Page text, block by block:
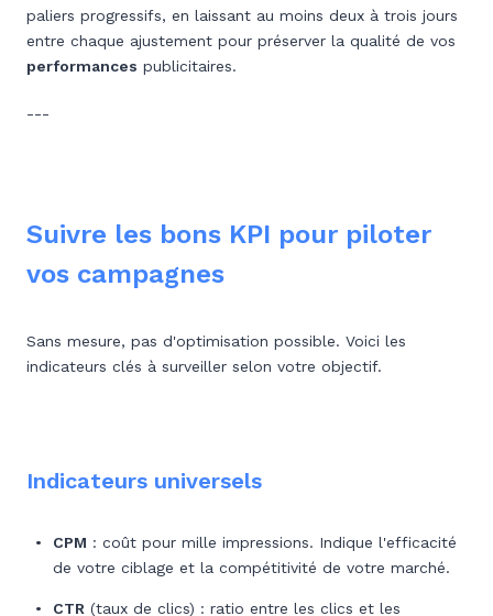
paliers progressifs, en laissant au moins deux à trois jours
entre chaque ajustement pour préserver la qualité de vos
performances publicitaires.
---
Suivre les bons KPI pour piloter
vos campagnes
Sans mesure, pas d'optimisation possible. Voici les
indicateurs clés à surveiller selon votre objectif.
Indicateurs universels
CPM : coût pour mille impressions. Indique l'efficacité
de votre ciblage et la compétitivité de votre marché.
CTR (taux de clics) : ratio entre les clics et les